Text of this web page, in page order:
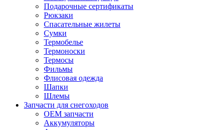
Подарочные сертификаты
Рюкзаки
Спасательные жилеты
Сумки
Термобелье
Термоноски
Термосы
Фильмы
Флисовая одежда
Шапки
Шлемы
Запчасти для снегоходов
OEM запчасти
Аккумуляторы